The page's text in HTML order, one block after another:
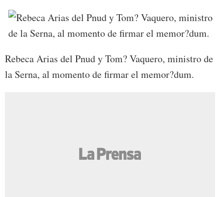
Rebeca Arias del Pnud y Tom? Vaquero, ministro de
la Serna, al momento de firmar el memor?dum.